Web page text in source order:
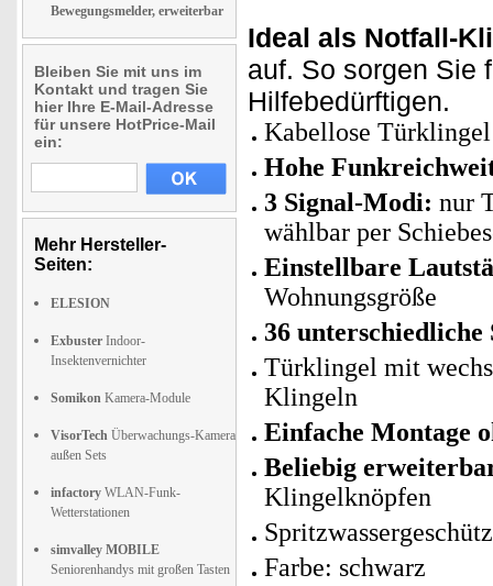
Bewegungsmelder, erweiterbar
Bleiben Sie mit uns im
Kontakt und tragen Sie
hier Ihre E-Mail-Adresse
für unsere HotPrice-Mail
ein:
Mehr Hersteller-
Seiten:
ELESION
Exbuster Indoor-
Insektenvernichter
Somikon Kamera-Module
VisorTech Überwachungs-Kamera
außen Sets
infactory WLAN-Funk-
Wetterstationen
simvalley MOBILE
Seniorenhandys mit großen Tasten
Ideal als Notfall-
auf. So sorgen Sie
Hilfebedürftigen.
Kabellose
Hohe
3 Signal-Modi: nur
wählbar per
Einstellbare
Wohnungsgröße
36 unterschiedliche
Türklingel mit
Klingeln
Einfache Montage
Beliebig
Klingelknöpfen
Farbe: schwarz